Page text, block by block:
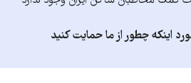
اینکه چطور از ما حمایت کنید